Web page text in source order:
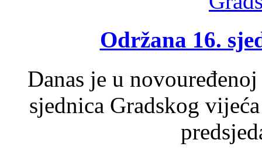
Održana 16.
Danas je u
sjednica Gradskog